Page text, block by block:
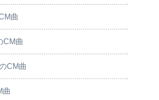
曲
CM曲
CM曲
曲